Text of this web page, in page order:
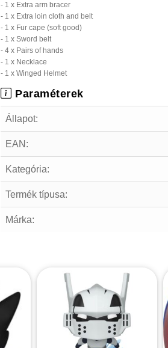
- 1 x Extra arm bracer
- 1 x Extra loin cloth and belt
- 1 x Fur cape (soft good)
- 1 x Sword belt
- 4 x Pairs of hands
- 1 x Necklace
- 1 x Winged Helmet
Paraméterek
Állapot:
EAN:
Kategória:
Termék típusa:
Márka: